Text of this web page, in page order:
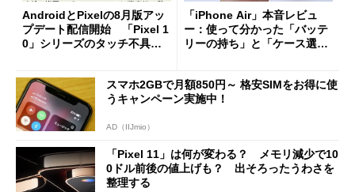
AndroidとPixelの8月版アッ
プデート配信開始 「Pixel 1
0」シリーズのタッチ不具合
「iPhone Air」本音レビュ
ー：使って分かった「バッテ
リーの持ち」と「ケース選
スマホ2GBで月額850円～ 格安SIMをお得に使
うキャンペーン実施中！
AD（IIJmio）
「Pixel 11」は何が変わる？ メモリ減少で10
0ドル前後の値上げも？ 出そろったうわさを
整理する